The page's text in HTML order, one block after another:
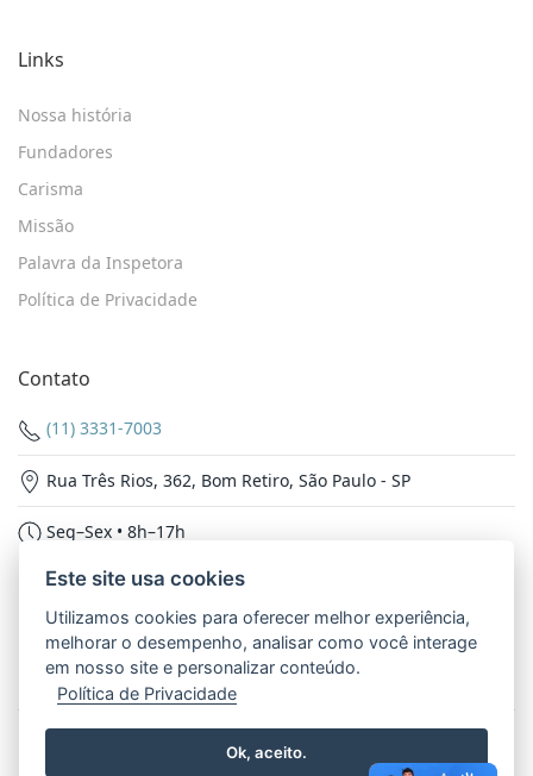
Links
Nossa história
Fundadores
Carisma
Missão
Palavra da Inspetora
Política de Privacidade
Contato
(11) 3331-7003
Rua Três Rios, 362, Bom Retiro, São Paulo - SP
Seg–Sex • 8h–17h
Nossas Redes
© 2026 - Inspetoria Nossa Senhora Aparecida. Todos os
direitos reservados.
Política de Privacidade
Este site usa cookies
Utilizamos cookies para oferecer melhor experiência,
melhorar o desempenho, analisar como você interage
em nosso site e personalizar conteúdo.
Política de Privacidade
Ok, aceito.